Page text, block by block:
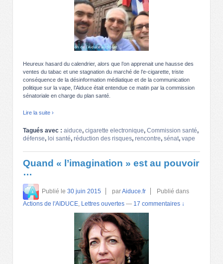
Heureux hasard du calendrier, alors que l’on apprenait une hausse des
ventes du tabac et une stagnation du marché de l’e-cigarette, triste
conséquence de la désinformation médiatique et de la communication
politique sur la vape, l’Aiduce était entendue ce matin par la commission
sénatoriale en charge du plan santé.
Lire la suite ›
Tagués avec : aiduce, cigarette electronique, Commission santé,
défense, loi santé, réduction des risques, rencontre, sénat, vape
Quand « l’imagination » est au pouvoir
…
Publié le 30 juin 2015 parAiduce.fr
Publié dans
Actions de l'AIDUCE Lettres ouvertes — 17 commentaires ↓